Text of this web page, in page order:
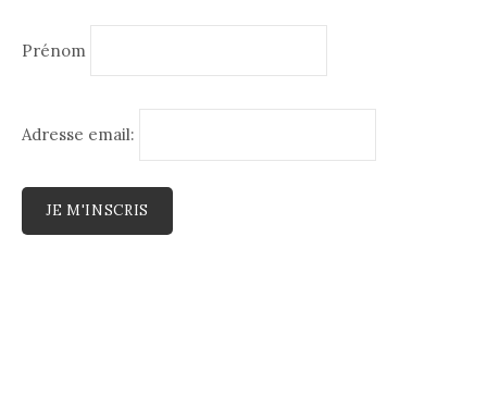
Prénom
Adresse email: